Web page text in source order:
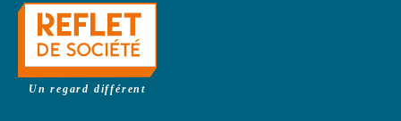
Un regard différent